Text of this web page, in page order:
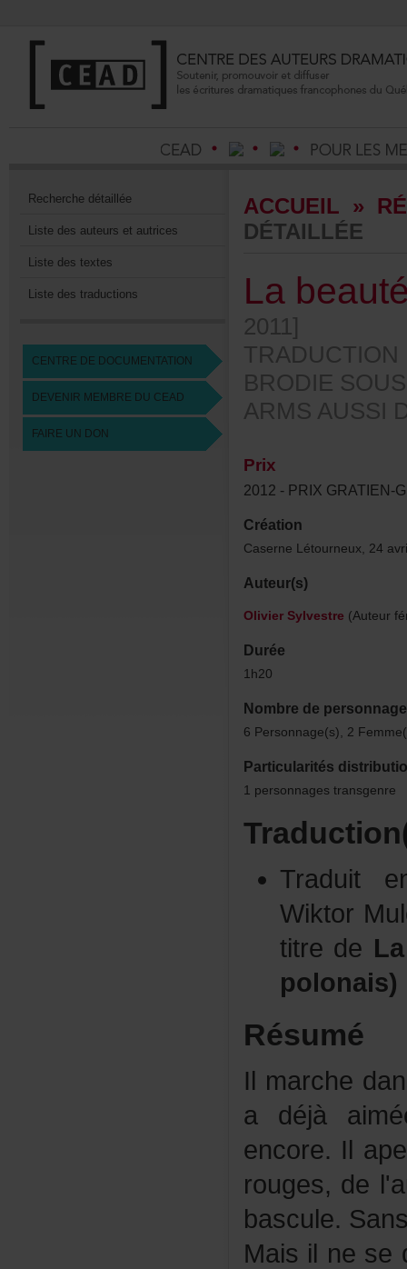
Recherchedétaillée
Listedesauteursetautrices
Listedestextes
Listedestraductions
CENTREDEDOCUMENTATION
DEVENIRMEMBREDUCEAD
FAIREUNDON
ACCUEIL »
DÉTAILLÉE
2011]
Prix
2012 - PRIXGRATIEN-
Création
Auteur(s)
OlivierSylvestre
Durée
1h20
1personnagestransgenre
titrede
polonais)
Résumé